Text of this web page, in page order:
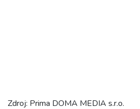
Zdroj: Prima DOMA MEDIA s.r.o.